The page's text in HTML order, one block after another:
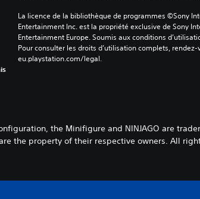
La licence de la bibliothèque de programmes ©Sony
Entertainment Inc. est la propriété exclusive de Sony
Entertainment Europe. Soumis aux conditions
Pour consulter les droits d’utilisation complets, rendez-
eu.playstation.com/legal.
the Minifigure and NINJAGO are
the property of their respective owners. All